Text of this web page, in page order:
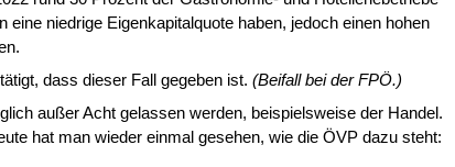
niedrige Eigenkapitalquote haben, jedoch einen hohen
dass dieser Fall gegeben ist. (Beifall bei der FPÖ.)
außer Acht gelassen werden, beispielsweise der Handel.
hat man wieder einmal gesehen, wie die ÖVP dazu steht: